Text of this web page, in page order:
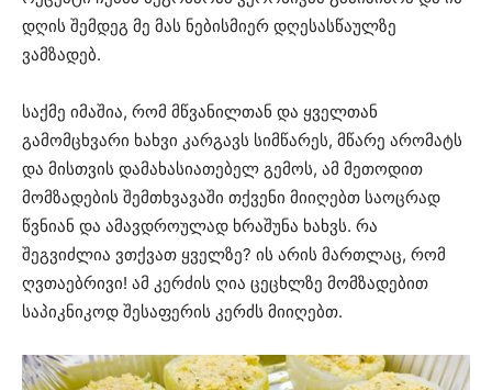
დღის შემდეგ მე მას ნებისმიერ დღესასწაულზე
ვამზადებ.
საქმე იმაშია, რომ მწვანილთან და ყველთან
გამომცხვარი ხახვი კარგავს სიმწარეს, მწარე არომატს
და მისთვის დამახასიათებელ გემოს, ამ მეთოდით
მომზადების შემთხვავაში თქვენი მიიღებთ საოცრად
წვნიან და ამავდროულად ხრაშუნა ხახვს. რა
შეგვიძლია ვთქვათ ყველზე? ის არის მართლაც, რომ
ღვთაებრივი! ამ კერძის ღია ცეცხლზე მომზადებით
საპიკნიკოდ შესაფერის კერძს მიიღებთ.